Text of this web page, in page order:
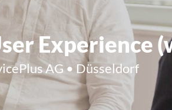
Experience
AG • Düsseldorf